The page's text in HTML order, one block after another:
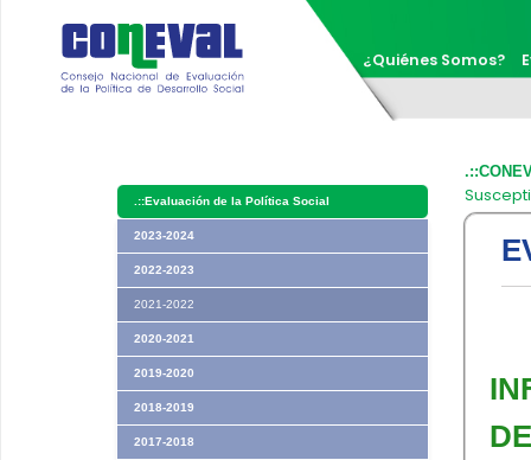
¿Quiénes Somos?
.::Evaluación de la Política Social
2023-2024
2022-2023
2021-2022
2020-2021
2019-2020
2018-2019
2017-2018